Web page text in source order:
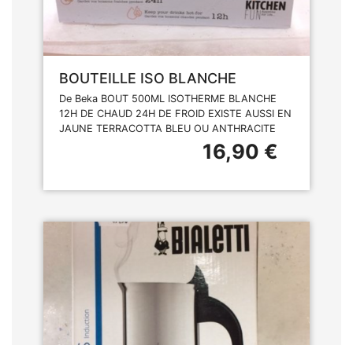
BOUTEILLE ISO BLANCHE
De Beka BOUT 500ML ISOTHERME BLANCHE
12H DE CHAUD 24H DE FROID EXISTE AUSSI EN
JAUNE TERRACOTTA BLEU OU ANTHRACITE
16,90 €